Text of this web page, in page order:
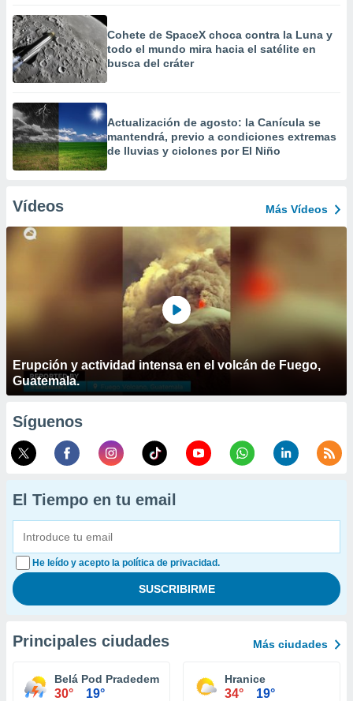
Cohete de SpaceX choca contra la Luna y
todo el mundo mira hacia el satélite en
busca del cráter
Actualización de agosto: la Canícula se
mantendrá, previo a condiciones extremas
de lluvias y ciclones por El Niño
Vídeos Más Vídeos
Erupción y actividad intensa en el volcán de Fuego,
Guatemala.
Síguenos
El Tiempo en tu email
He leído y acepto la política de privacidad.
Principales ciudades Más ciudades
Belá Pod Pradedem
30° 19°
Hranice
34° 19°